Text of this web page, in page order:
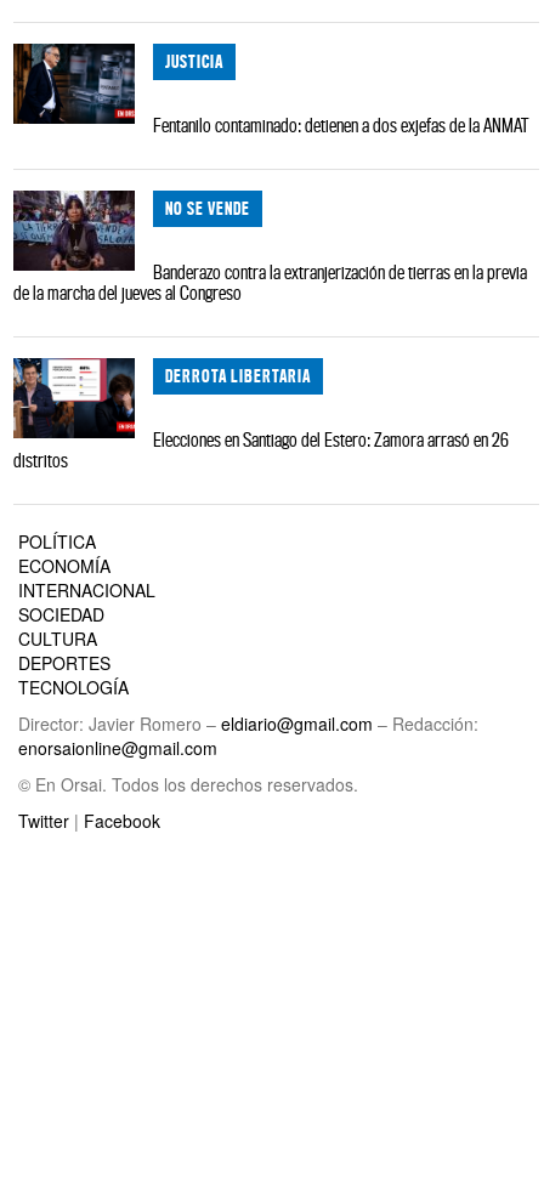
JUSTICIA
Fentanilo contaminado: detienen a dos exjefas de la ANMAT
NO SE VENDE
Banderazo contra la extranjerización de tierras en la previa
de la marcha del jueves al Congreso
DERROTA LIBERTARIA
Elecciones en Santiago del Estero: Zamora arrasó en 26
distritos
POLÍTICA
ECONOMÍA
INTERNACIONAL
SOCIEDAD
CULTURA
DEPORTES
TECNOLOGÍA
Director: Javier Romero – eldiario@gmail.com – Redacción:
enorsaionline@gmail.com
© En Orsai. Todos los derechos reservados.
Twitter | Facebook